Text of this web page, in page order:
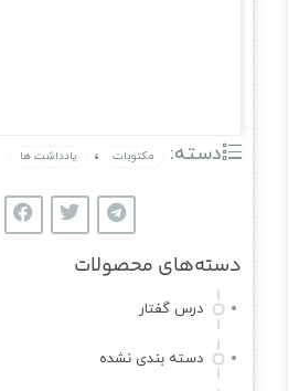
دسته: مکتوبات ، یادداشت ها
دسته‌های محصولات
درس گفتار
دسته بندی نشده